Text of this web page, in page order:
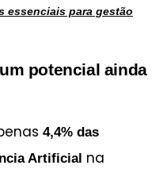
essenciais para gestão
potencial ainda
4,4% das
Artificial na